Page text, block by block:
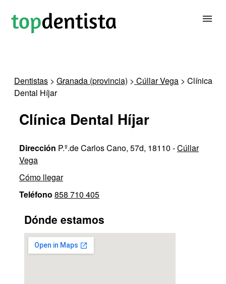
PARA CLÍNICAS DENTALES
CONTACTAR
Dentistas > Granada (provincia) > Cúllar Vega > Clínica
Dental Híjar
Clínica Dental Híjar
Dirección P.º.de Carlos Cano, 57d, 18110 -Cúllar
Vega
Cómo llegar
Teléfono 858 710 405
Dónde estamos